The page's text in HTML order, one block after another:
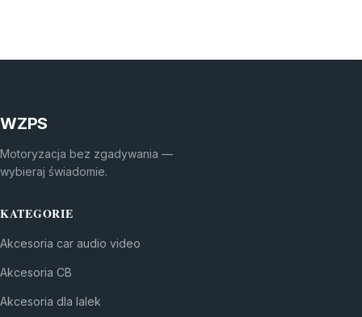
WZPS
Motoryzacja bez zgadywania —
wybieraj świadomie.
KATEGORIE
Akcesoria car audio video
Akcesoria CB
Akcesoria dla lalek